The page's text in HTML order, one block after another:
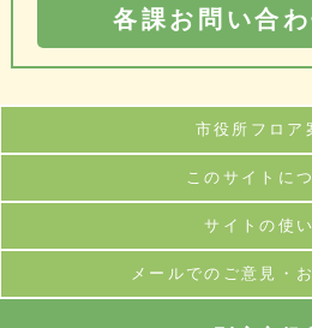
各課お問い合
市役所フロア
このサイトに
サイトの使
メールでのご意見・